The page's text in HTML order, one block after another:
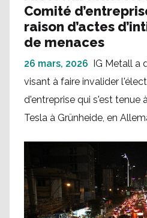
Comité
raison d’actes
de menaces
26 mars, 2026 IG Metall a
visant à faire invalider
d'entreprise qui s'est tenue
Tesla à Grünheide, en